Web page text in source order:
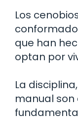
Los
que han
optan por
La
manual